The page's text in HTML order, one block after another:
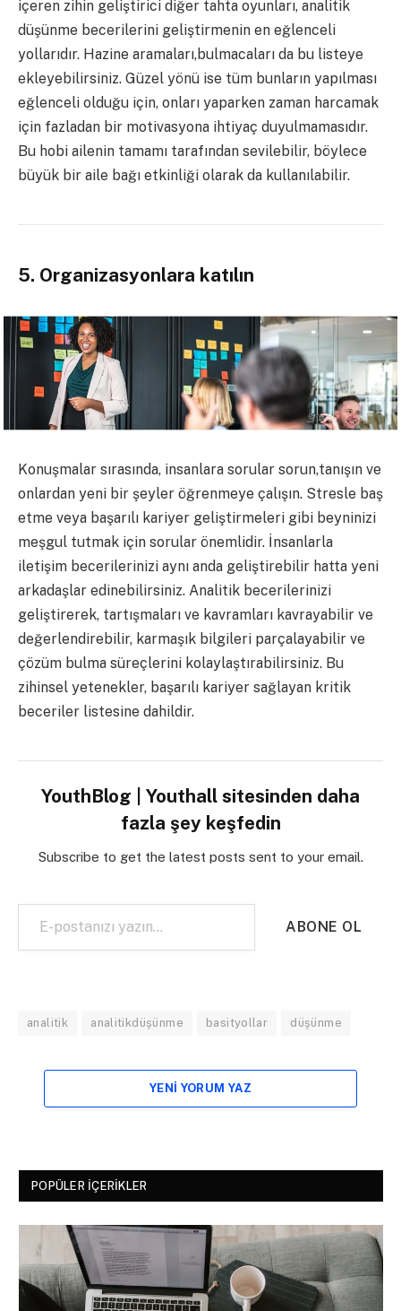
içeren zihin geliştirici diğer tahta oyunları, analitik
düşünme becerilerini geliştirmenin en eğlenceli
yollarıdır. Hazine aramaları,bulmacaları da bu listeye
ekleyebilirsiniz. Güzel yönü ise tüm bunların yapılması
eğlenceli olduğu için, onları yaparken zaman harcamak
için fazladan bir motivasyona ihtiyaç duyulmamasıdır.
Bu hobi ailenin tamamı tarafından sevilebilir, böylece
büyük bir aile bağı etkinliği olarak da kullanılabilir.
5. Organizasyonlara katılın
Konuşmalar sırasında, insanlara sorular sorun,tanışın ve
onlardan yeni bir şeyler öğrenmeye çalışın. Stresle baş
etme veya başarılı kariyer geliştirmeleri gibi beyninizi
meşgul tutmak için sorular önemlidir. İnsanlarla
iletişim becerilerinizi aynı anda geliştirebilir hatta yeni
arkadaşlar edinebilirsiniz. Analitik becerilerinizi
geliştirerek, tartışmaları ve kavramları kavrayabilir ve
değerlendirebilir, karmaşık bilgileri parçalayabilir ve
çözüm bulma süreçlerini kolaylaştırabilirsiniz. Bu
zihinsel yetenekler, başarılı kariyer sağlayan kritik
beceriler listesine dahildir.
YouthBlog | Youthall sitesinden daha
fazla şey keşfedin
Subscribe to get the latest posts sent to your email.
E-postanızı yazın…
ABONE OL
analitik analitikdüşünme basityollar düşünme
YENI YORUM YAZ
POPÜLER İÇERIKLER